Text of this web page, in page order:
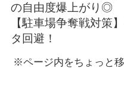
の自由度爆上がり◎
【駐車場争奪戦対策
タ回避！
※ページ内をちょっと